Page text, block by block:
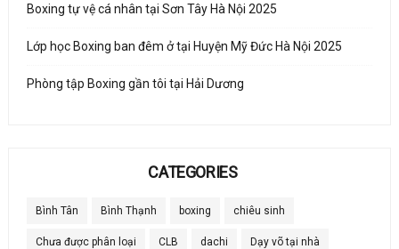
Boxing tự vệ cá nhân tại Sơn Tây Hà Nội 2025
Lớp học Boxing ban đêm ở tại Huyện Mỹ Đức Hà Nội 2025
Phòng tập Boxing gần tôi tại Hải Dương
CATEGORIES
Bình Tân Bình Thạnh boxing chiêu sinh
Chưa được phân loại CLB dachi Dạy võ tại nhà